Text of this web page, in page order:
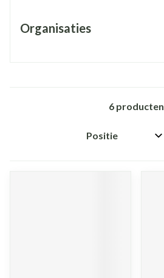
Organisaties
6producten
Sorteer op: